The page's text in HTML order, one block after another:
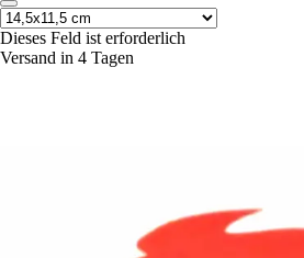
Dieses Feld ist erforderlich
Versand in 4 Tagen